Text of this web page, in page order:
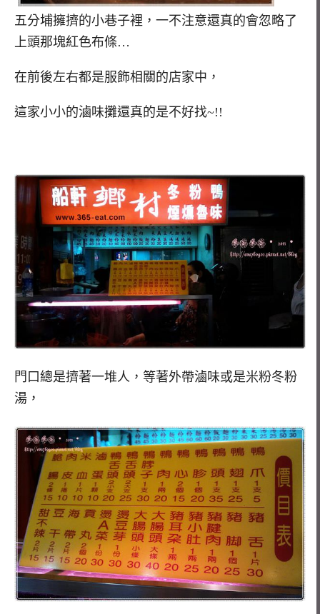
五分埔擁擠的小巷子裡，一不注意還真的會忽略了
上頭那塊紅色布條…
在前後左右都是服飾相關的店家中，
這家小小的滷味攤還真的是不好找~!!
門口總是擠著一堆人，等著外帶滷味或是米粉冬粉
湯，